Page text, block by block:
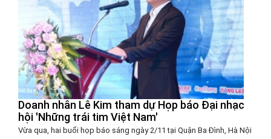
Doanh nhân Lê Kim tham dự Họp báo Đại nhạc
hội 'Những trái tim Việt Nam'
Vừa qua, hai buổi họp báo sáng ngày 2/11 tại Quận Ba Đình, Hà Nội